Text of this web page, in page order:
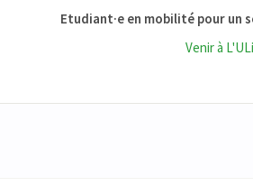
Etudiant·e en mobilité pour un
Venir à